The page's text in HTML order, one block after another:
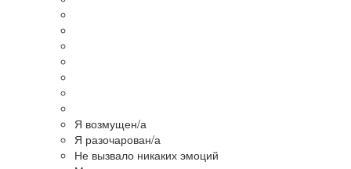
Я возмущен/а
Я разочарован/а
Не вызвало никаких эмоций